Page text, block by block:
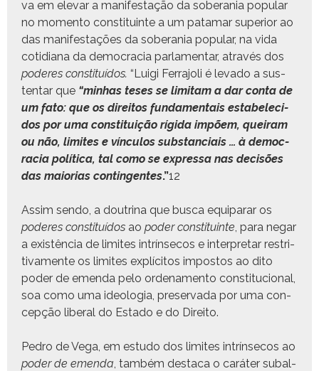
va em ele­var a man­i­fes­tação da sobera­nia pop­u­lar
no momen­to con­sti­tu­inte a um pata­mar supe­ri­or ao
das man­i­fes­tações da sobera­nia pop­u­lar, na vida
cotid­i­ana da democ­ra­cia par­la­men­tar, através dos
poderes con­sti­tuí­dos. “Lui­gi Fer­ra­joli é lev­a­do a sus­
ten­tar que “min­has teses se limi­tam a dar con­ta de
um fato: que os dire­itos fun­da­men­tais esta­b­ele­ci­
dos por uma con­sti­tu­ição rígi­da impõem, queiram
ou não, lim­ites e vín­cu­los sub­stan­ci­ais … à democ­
ra­cia políti­ca, tal como se expres­sa nas decisões
das maio­r­ias con­tin­gentes.”12
Assim sendo, a dout­ri­na que bus­ca equiparar os
poderes con­sti­tuí­dos ao poder con­sti­tu­inte, para negar
a existên­cia de lim­ites intrínsec­os e inter­pre­tar restri­
ti­va­mente os lim­ites explíc­i­tos impos­tos ao dito
poder de emen­da pelo orde­na­men­to con­sti­tu­cional,
soa como uma ide­olo­gia, preser­va­da por uma con­
cepção lib­er­al do Esta­do e do Direito.
Pedro de Vega, em estu­do dos lim­ites intrínsec­os ao
poder de emen­da, tam­bém desta­ca o caráter sub­al­